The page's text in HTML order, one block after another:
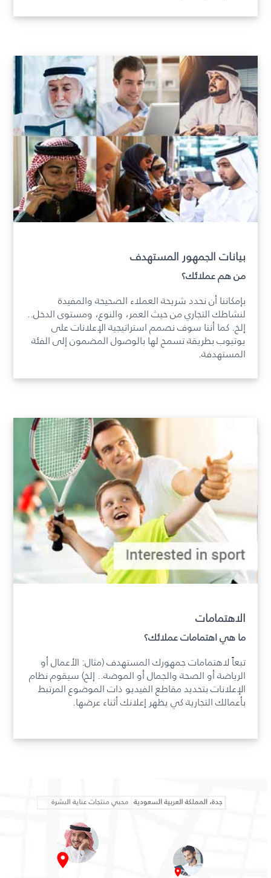
بيانات الجمهور المستهدف
من هم عملائك؟
بإمكاننا أن نحدد شريحة العملاء الصحيحة والمفيدة
لنشاطك التجاري من حيث العمر، والنوع، ومستوى الدخل..
إلخ. كما أننا سوف نصمم استراتيجية الإعلانات على
يوتيوب بطريقة تسمح لها بالوصول المضمون إلى الفئة
المستهدفة.
الاهتمامات
ما هي اهتمامات عملائك؟
تبعاً لاهتمامات جمهورك المستهدف (مثال: الأعمال أو
الرياضة أو الصحة والجمال أو الموضة.. إلخ) سيقوم نظام
الإعلانات بتحديد مقاطع الفيديو ذات الموضوع المرتبط
بأعمالك التجارية كي يظهر إعلانك أثناء عرضها.